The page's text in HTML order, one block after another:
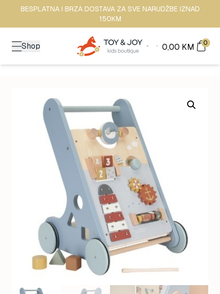
BESPLATNA I BRZA DOSTAVA ZA SVE NARUDŽBE IZNAD
150KM
Shop 0,00 KM 0